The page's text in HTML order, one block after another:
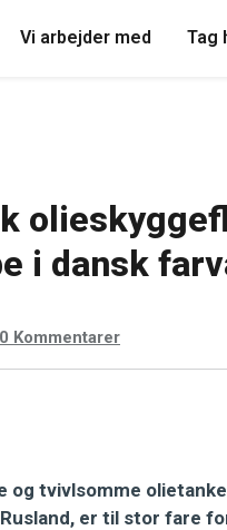
Vi arbejder med Tag
i dansk
0 Kommentarer
og tvivlsomme
er til stor fare